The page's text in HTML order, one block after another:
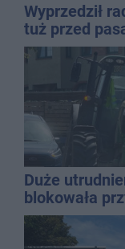
Wyprzedził
tuż przed
Duże
blokowała